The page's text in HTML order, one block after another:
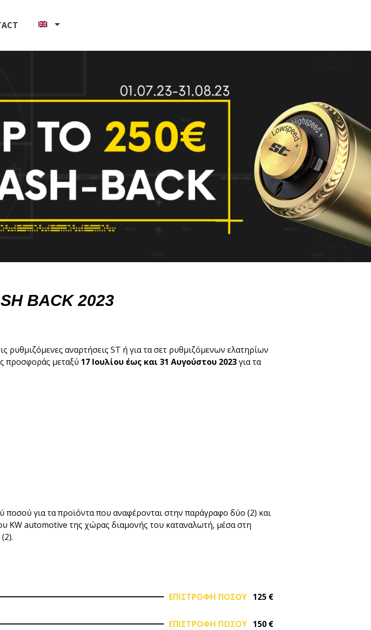
BACK 2023
ρυθμιζόμενες αναρτήσεις ST ή για τα σετ ρυθμιζόμενων ελατηρίων
προσφοράς μεταξύ 17 Ιουλίου έως και 31 Αυγούστου 2023για τα
ποσού για τα προϊόντα που αναφέρονται στην παράγραφο δύο (2) και
KW automotive της χώρας διαμονής του καταναλωτή, μέσα στη
ΕΠΙΣΤΡΟΦΗ ΠΟΣΟΥ 125 €
ΕΠΙΣΤΡΟΦΗ ΠΟΣΟΥ 150 €